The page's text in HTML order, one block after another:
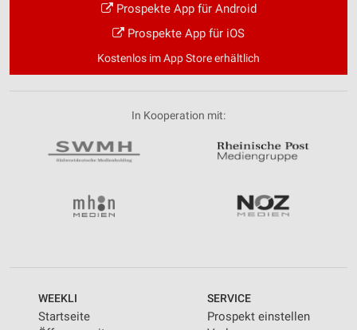
Prospekte App für Android
Prospekte App für iOS
Kostenlos im App Store erhältlich
In Kooperation mit:
WEEKLI
Startseite
SERVICE
Prospekt einstellen